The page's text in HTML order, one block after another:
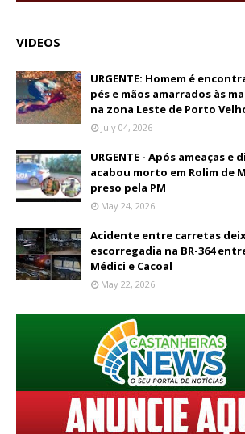
VIDEOS
URGENTE: Homem é
pés e mãos amarrados às
na zona Leste de Porto
July 04, 2026
URGENTE - Após ameaças e
acabou morto em Rolim de
preso pela PM
May 24, 2026
Acidente entre carretas
escorregadia na BR-364
Médici e Cacoal
May 22, 2026